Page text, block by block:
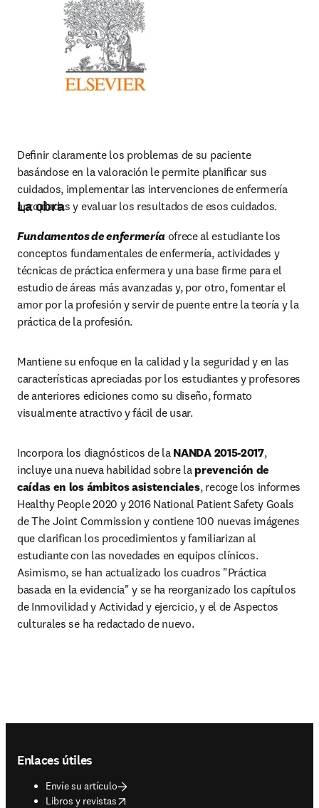
Deﬁnir claramente los problemas de su paciente
basándose en la valoración le permite planiﬁcar sus
cuidados, implementar las intervenciones de enfermería
apropiadas y evaluar los resultados de esos cuidados.
La obra
Fundamentos de enfermería ofrece al estudiante los
conceptos fundamentales de enfermería, actividades y
técnicas de práctica enfermera y una base firme para el
estudio de áreas más avanzadas y, por otro, fomentar el
amor por la profesión y servir de puente entre la teoría y la
práctica de la profesión.
Mantiene su enfoque en la calidad y la seguridad y en las
características apreciadas por los estudiantes y profesores
de anteriores ediciones como su diseño, formato
visualmente atractivo y fácil de usar.
Incorpora los diagnósticos de la NANDA 2015-2017,
incluye una nueva habilidad sobre la prevención de
caídas en los ámbitos asistenciales, recoge los informes
Healthy People 2020 y 2016 National Patient Safety Goals
de The Joint Commission y contiene 100 nuevas imágenes
que clarifican los procedimientos y familiarizan al
estudiante con las novedades en equipos clínicos.
Asimismo, se han actualizado los cuadros "Práctica
basada en la evidencia" y se ha reorganizado los capítulos
de Inmovilidad y Actividad y ejercicio, y el de Aspectos
culturales se ha redactado de nuevo.
Enlaces útiles
Envíe su artículo
Libros y revistas
opens in new tab/window